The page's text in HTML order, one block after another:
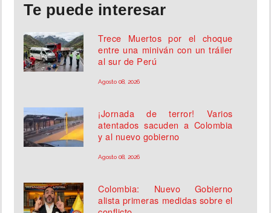
Te puede interesar
Trece Muertos por el choque
entre una miniván con un tráiler
al sur de Perú
Agosto 08, 2026
¡Jornada de terror! Varios
atentados sacuden a Colombia
y al nuevo gobierno
Agosto 08, 2026
Colombia: Nuevo Gobierno
alista primeras medidas sobre el